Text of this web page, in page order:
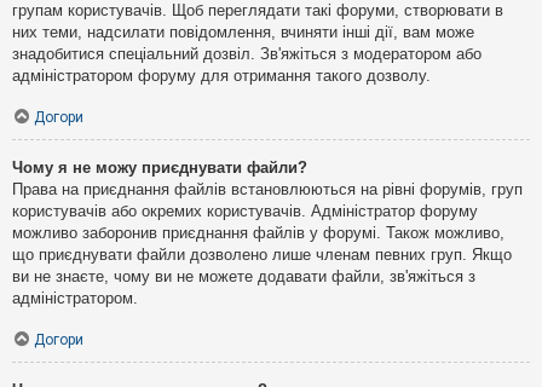
групам користувачів. Щоб переглядати такі форуми, створювати в
них теми, надсилати повідомлення, вчиняти інші дії, вам може
знадобитися спеціальний дозвіл. Зв'яжіться з модератором або
адміністратором форуму для отримання такого дозволу.
Догори
Чому я не можу приєднувати файли?
Права на приєднання файлів встановлюються на рівні форумів, груп
користувачів або окремих користувачів. Адміністратор форуму
можливо заборонив приєднання файлів у форумі. Також можливо,
що приєднувати файли дозволено лише членам певних груп. Якщо
ви не знаєте, чому ви не можете додавати файли, зв'яжіться з
адміністратором.
Догори